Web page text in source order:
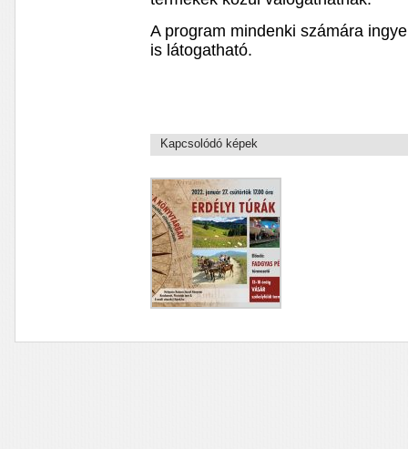
A program mindenki számára
is látogatható.
Kapcsolódó képek